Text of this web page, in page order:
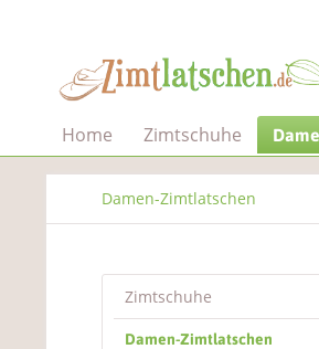
Home Zimtschuhe
Damen-Zimtlatschen
Zimtschuhe
Damen-Zimtlatschen